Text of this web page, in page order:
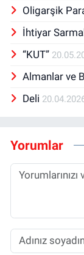
Oligarşik
İhtiyar
“KUT”
Almanlar ve
Deli
Yorumlar